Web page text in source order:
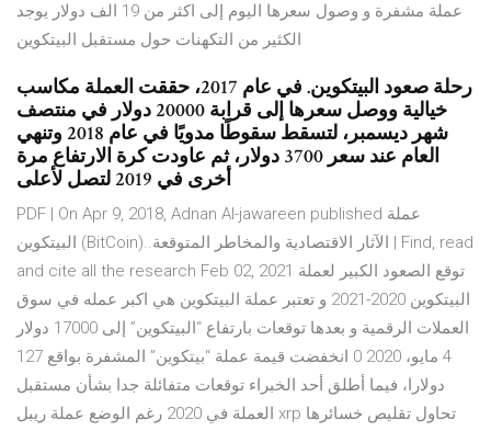
عملة مشفرة و وصول سعرها اليوم إلى اكثر من 19 الف دولار يوجد
الكثير من التكهنات حول مستقبل البيتكوين
رحلة صعود البيتكوين. في عام 2017، حققت العملة مكاسب
خيالية ووصل سعرها إلى قرابة 20000 دولار في منتصف
شهر ديسمبر، لتسقط سقوطًا مدويًا في عام 2018 وتنهي
العام عند سعر 3700 دولار، ثم عاودت كرة الارتفاع مرة
أخرى في 2019 لتصل لأعلى
PDF | On Apr 9, 2018, Adnan Al-jawareen published عملة
البيتكوين (BitCoin)..الآثار الاقتصادية والمخاطر المتوقعة | Find, read
and cite all the research Feb 02, 2021 توقع الصعود الكبير لعملة
البيتكوين 2020-2021 و تعتبر عملة البيتكوين هي اكبر عمله في سوق
العملات الرقمية و بعدها توقعات بارتفاع “البيتكوين” إلى 17000 دولار
4 مايو، 2020 0 انخفضت قيمة عملة “بيتكوين” المشفرة بواقع 127
دولارا، فيما أطلق أحد الخبراء توقعات متفائلة جدا بشأن مستقبل
العملة في 2020 رغم الوضع عملة ريبل xrp تحاول تقليص خسائرها